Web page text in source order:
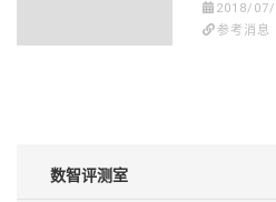
2018/07/
参考消息
数智评测室